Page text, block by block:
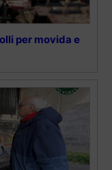
per movida e